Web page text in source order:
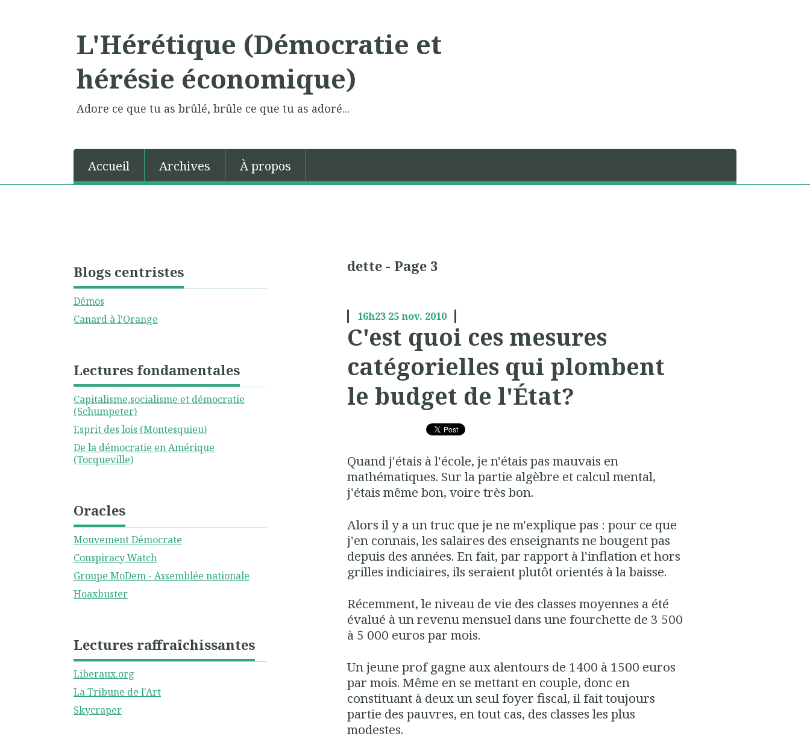
L'Hérétique (Démocratie et
hérésie économique)
Adore ce que tu as brûlé, brûle ce que tu as adoré...
Accueil Archives À propos
Blogs centristes
Démos
Canard à l'Orange
Lectures fondamentales
Capitalisme,socialisme et démocratie
(Schumpeter)
Esprit des lois (Montesquieu)
De la démocratie en Amérique
(Tocqueville)
Oracles
Mouvement Démocrate
Conspiracy Watch
Groupe MoDem - Assemblée nationale
Hoaxbuster
Lectures raffraîchissantes
Liberaux.org
La Tribune de l'Art
Skycraper
dette - Page 3
16h23 25nov. 2010
C'est quoi ces mesures
catégorielles qui plombent
le budget de l'État?
Quand j'étais à l'école, je n'étais pas mauvais en
mathématiques. Sur la partie algèbre et calcul mental,
j'étais même bon, voire très bon.
Alors il y a un truc que je ne m'explique pas : pour ce que
j'en connais, les salaires des enseignants ne bougent pas
depuis des années. En fait, par rapport à l'inflation et hors
grilles indiciaires, ils seraient plutôt orientés à la baisse.
Récemment, le niveau de vie des classes moyennes a été
évalué à un revenu mensuel dans une fourchette de 3 500
à 5 000 euros par mois.
Un jeune prof gagne aux alentours de 1400 à 1500 euros
par mois. Même en se mettant en couple, donc en
constituant à deux un seul foyer fiscal, il fait toujours
partie des pauvres, en tout cas, des classes les plus
modestes.